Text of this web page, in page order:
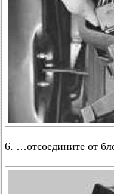
6. …отсоедините от